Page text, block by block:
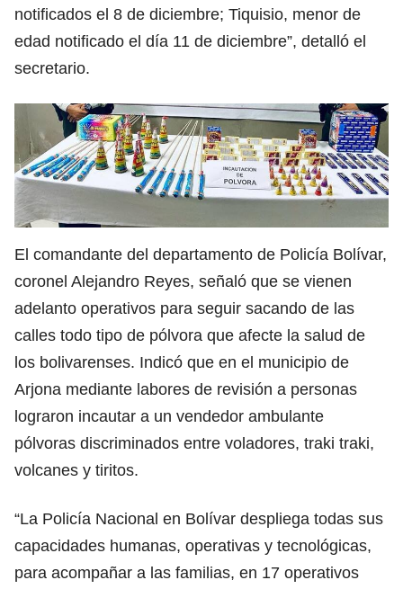
notificados el 8 de diciembre; Tiquisio, menor de
edad notificado el día 11 de diciembre”, detalló el
secretario.
El comandante del departamento de Policía Bolívar,
coronel Alejandro Reyes, señaló que se vienen
adelanto operativos para seguir sacando de las
calles todo tipo de pólvora que afecte la salud de
los bolivarenses. Indicó que en el municipio de
Arjona mediante labores de revisión a personas
lograron incautar a un vendedor ambulante
pólvoras discriminados entre voladores, traki traki,
volcanes y tiritos.
“La Policía Nacional en Bolívar despliega todas sus
capacidades humanas, operativas y tecnológicas,
para acompañar a las familias, en 17 operativos